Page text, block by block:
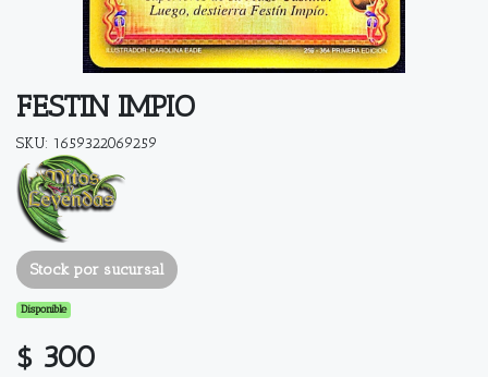
FESTIN IMPIO
SKU: 1659322069259
Stock por sucursal
Disponible
$ 300